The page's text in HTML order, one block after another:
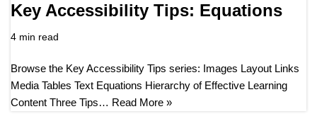
Key Accessibility Tips: Equations
4 min read
Browse the Key Accessibility Tips series: Images Layout Links
Media Tables Text Equations Hierarchy of Effective Learning
Content Three Tips… Read More »